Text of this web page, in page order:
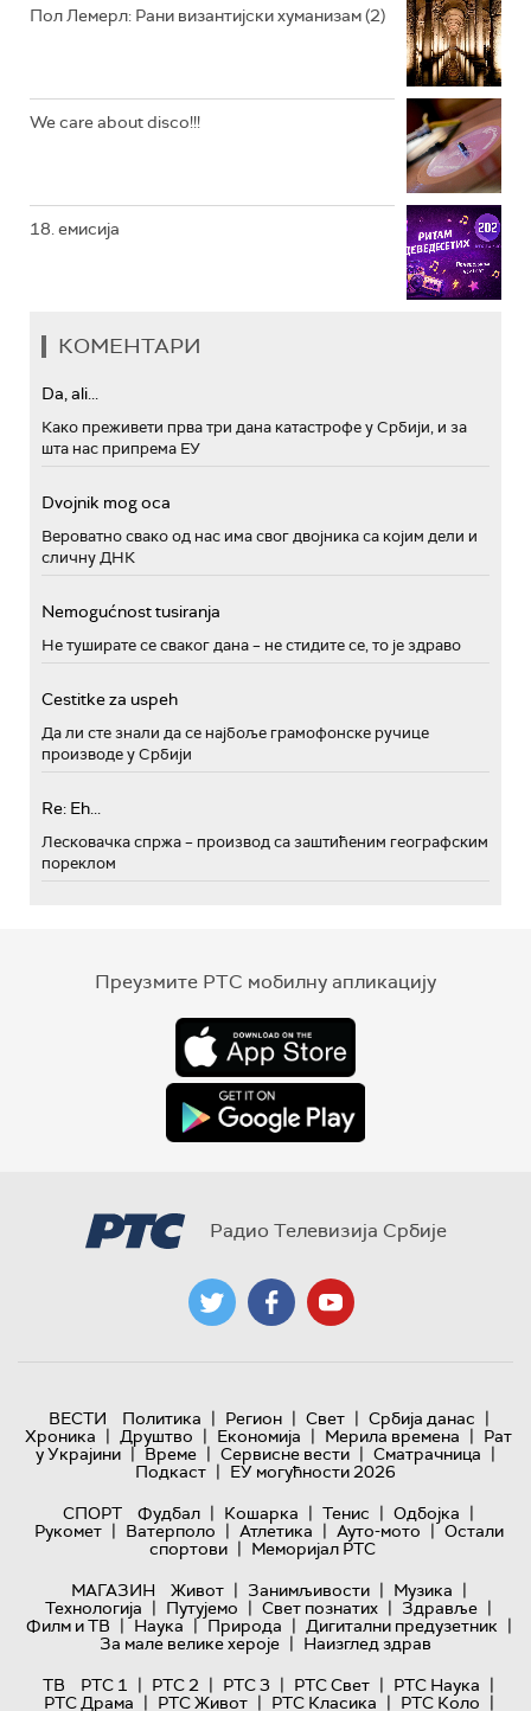
Пол Лемерл: Рани византијски хуманизам (2)
We care about disco!!!
18. емисија
КОМЕНТАРИ
Da, ali...
Како преживети прва три дана катастрофе у Србији, и за
шта нас припрема ЕУ
Dvojnik mog oca
Вероватно свако од нас има свог двојника са којим дели и
сличну ДНК
Nemogućnost tusiranja
Не туширате се сваког дана – не стидите се, то је здраво
Cestitke za uspeh
Да ли сте знали да се најбоље грамофонске ручице
производе у Србији
Re: Eh...
Лесковачка спржа – производ са заштићеним географским
пореклом
Преузмите РТС мобилну апликацију
Радио Телевизија Србије
ВЕСТИ Политика | Регион | Свет | Србија данас |
Хроника | Друштво | Економија | Мерила времена | Рат
у Украјини | Време | Сервисне вести | Сматрачница |
Подкаст | ЕУ могућности 2026
СПОРТ
Фудбал | Кошарка | Тенис | Одбојка |
Рукомет | Ватерполо | Атлетика | Ауто-мото | Остали
спортови | Меморијал РТС
МАГАЗИН
Живот | Занимљивости | Музика |
Технологијa | Путујемо | Свет познатих | Здравље |
Филм и ТВ | Наука | Природа | Дигитални предузетник |
За мале велике хероје | Наизглед здрав
ТВ
РТС 1 | РТС 2 | РТС 3 | РТС Свет | РТС Наука |
РТС Драма | РТС Живот | РТС Класика | РТС Коло |